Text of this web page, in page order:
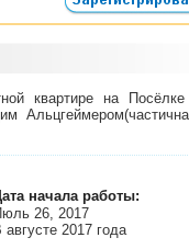
квартире на Посёлке
начала работы:
26, 2017
августе 2017 года